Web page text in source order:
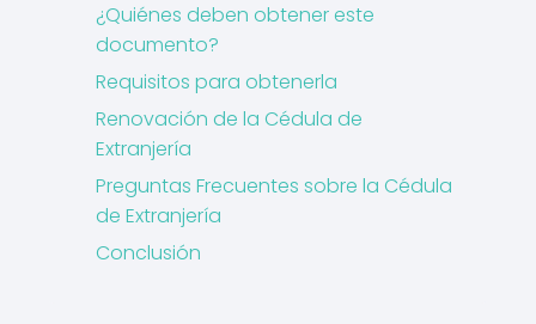
¿Quiénes deben obtener este
documento?
Requisitos para obtenerla
Renovación de la Cédula de
Extranjería
Preguntas Frecuentes sobre la Cédula
de Extranjería
Conclusión